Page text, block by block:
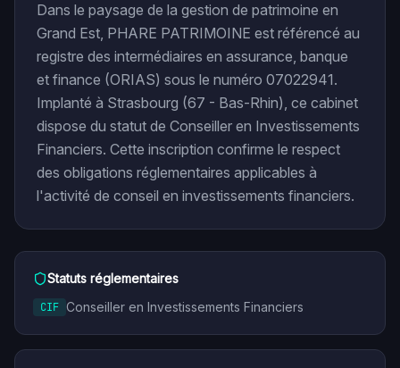
Dans le paysage de la gestion de patrimoine en
Grand Est, PHARE PATRIMOINE est référencé au
registre des intermédiaires en assurance, banque
et finance (ORIAS) sous le numéro 07022941.
Implanté à Strasbourg (67 - Bas-Rhin), ce cabinet
dispose du statut de Conseiller en Investissements
Financiers. Cette inscription confirme le respect
des obligations réglementaires applicables à
l'activité de conseil en investissements financiers.
Statuts réglementaires
CIF Conseiller en Investissements Financiers